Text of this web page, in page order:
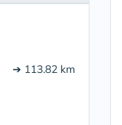
➔ 113.82 km